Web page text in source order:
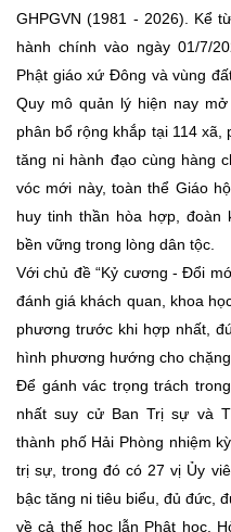
GHPGVN (1981 - 2026). Kể
hành chính vào ngày 01/7/
Phật giáo xứ Đông và vùng
Quy mô quản lý hiện nay
phân bổ rộng khắp tại 114
tăng ni hành đạo cùng hàng
vóc mới này, toàn thể Giáo
huy tinh thần hòa hợp, đoàn
bền vững trong lòng dân tộc.
Với chủ đề “Kỷ cương - Đổi
đánh giá khách quan, khoa
phương trước khi hợp nhất,
hình phương hướng cho
Để gánh vác trọng trách
nhất suy cử Ban Trị sự và
thành phố Hải Phòng nhiệm
trị sự, trong đó có 27 vị Ủy
bậc tăng ni tiêu biểu, đủ đức,
về cả thế học lẫn Phật học.